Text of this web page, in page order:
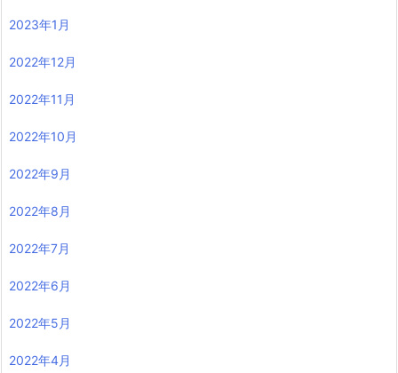
2023年1月
2022年12月
2022年11月
2022年10月
2022年9月
2022年8月
2022年7月
2022年6月
2022年5月
2022年4月